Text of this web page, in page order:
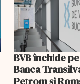
BVB închide
Banca
Petrom și